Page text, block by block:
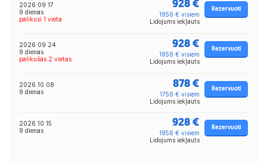
2026 09 17
9 dienas
palikusi 1 vieta
928 €
1856 € visiem
Lidojums iekļauts
Rezervuoti
2026 09 24
9 dienas
palikušas 2 vietas
928 €
1856 € visiem
Lidojums iekļauts
Rezervuoti
2026 10 08
9 dienas
878 €
1756 € visiem
Lidojums iekļauts
Rezervuoti
2026 10 15
9 dienas
928 €
1856 € visiem
Lidojums iekļauts
Rezervuoti